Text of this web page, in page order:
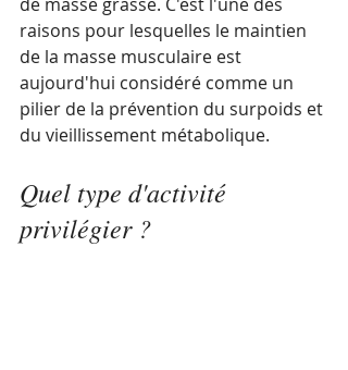
raisons pour lesquelles le maintien
de la masse musculaire est
aujourd'hui considéré comme un
pilier de la prévention du surpoids et
du vieillissement métabolique.
Quel type d'activité
privilégier ?